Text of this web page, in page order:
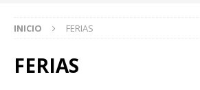
INICIO FERIAS
FERIAS